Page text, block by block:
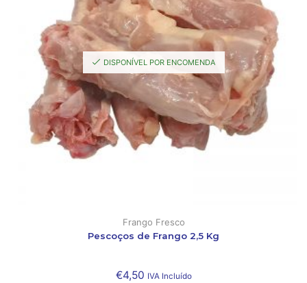
DISPONÍVEL POR ENCOMENDA
Frango Fresco
Pescoços de Frango 2,5 Kg
€4,50 IVA Incluído